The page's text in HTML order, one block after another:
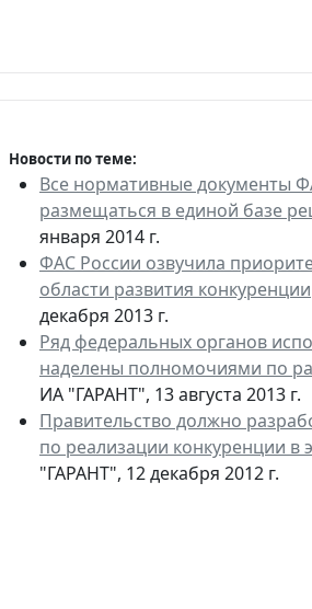
Новости по теме:
Все нормативные документы
размещаться в единой базе
января 2014 г.
ФАС России озвучила
области развития конкуренции
декабря 2013 г.
Ряд федеральных органов
наделены полномочиями по
ИА "ГАРАНТ", 13 августа 2013 г.
Правительство должно
по реализации конкуренции в
"ГАРАНТ", 12 декабря 2012 г.